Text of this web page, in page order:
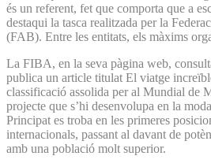
és un referent, fet que comporta que a
destaqui la tasca realitzada per la
(FAB). Entre les entitats, els màxims
La FIBA, en la seva pàgina web,
publica un article titulat El viatge
classificació assolida per al Mundial de
projecte que s’hi desenvolupa en la
Principat es troba en les primeres
internacionals, passant al davant de
amb una població molt superior.